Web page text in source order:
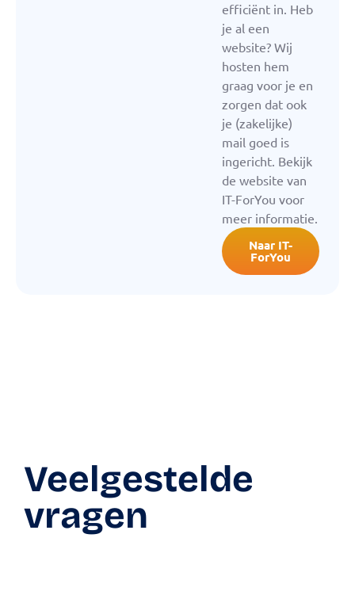
efficiënt in. Heb
je al een
website? Wij
hosten hem
graag voor je en
zorgen dat ook
je (zakelijke)
mail goed is
ingericht. Bekijk
de website van
IT-ForYou voor
meer informatie.
Naar IT-
ForYou
Veelgestelde
vragen